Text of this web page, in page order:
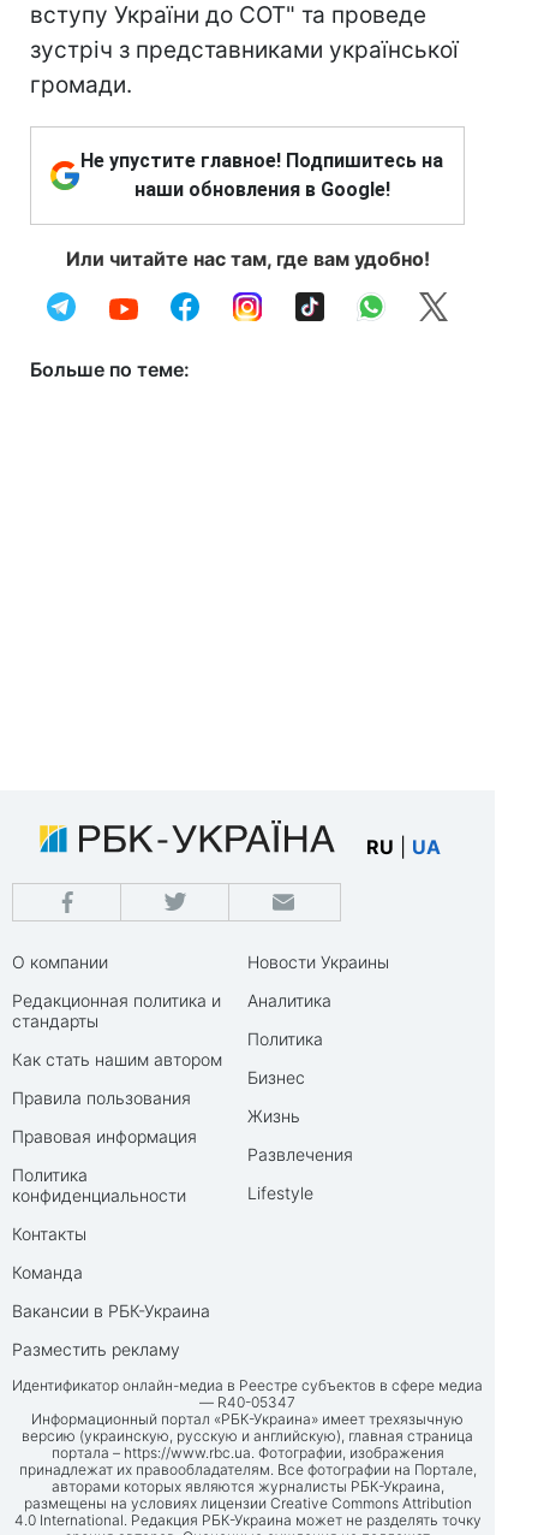
вступу України до СОТ" та проведе
зустріч з представниками української
громади.
Не упустите главное! Подпишитесь на
наши обновления в Google!
Или читайте нас там, где вам удобно!
Больше по теме:
RU UA
О компании
Редакционная политика и
стандарты
Как стать нашим автором
Правила пользования
Правовая информация
Политика
конфиденциальности
Контакты
Команда
Вакансии в РБК-Украина
Разместить рекламу
Новости Украины
Аналитика
Политика
Бизнес
Жизнь
Развлечения
Lifestyle
Идентификатор онлайн-медиа в Реестре субъектов в сфере медиа
— R40-05347
Информационный портал «РБК-Украина» имеет трехязычную
версию (украинскую, русскую и английскую), главная страница
портала – https://www.rbc.ua. Фотографии, изображения
принадлежат их правообладателям. Все фотографии на Портале,
авторами которых являются журналисты РБК-Украина,
размещены на условиях лицензии Creative Commons Attribution
4.0 International. Редакция РБК-Украина может не разделять точку